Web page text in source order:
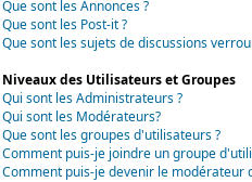
Que sont les Annonces ?
Que sont les Post-it ?
Que sont les sujets de discussions
Niveaux des Utilisateurs et Groupes
Qui sont les Administrateurs ?
Qui sont les Modérateurs?
Que sont les groupes d'utilisateurs ?
Comment puis-je joindre un groupe
Comment puis-je devenir le modérateur